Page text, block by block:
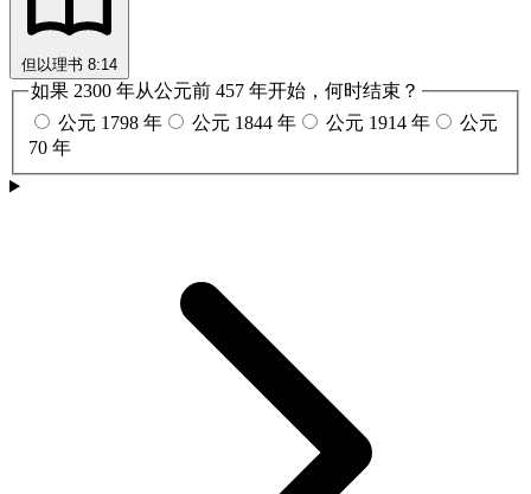
但以理书 8:14
如果 2300 年从公元前 457 年开始，何时结束？
公元 1798 年
公元 1844 年 公元 1914 年
公元
70 年